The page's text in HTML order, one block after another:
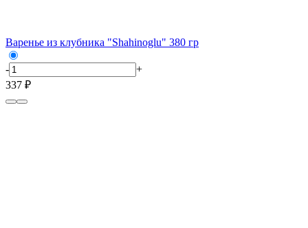
Варенье из клубника "Shahinoglu" 380 гр
-
+
337 ₽